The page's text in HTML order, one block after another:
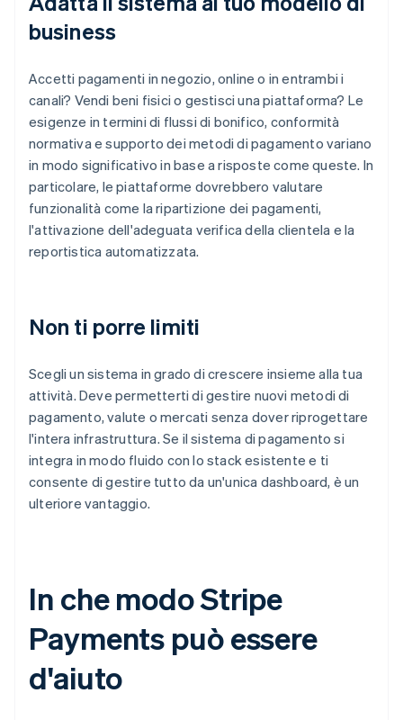
business
Accetti pagamenti in negozio, online o in entrambi i
canali? Vendi beni fisici o gestisci una piattaforma? Le
esigenze in termini di flussi di bonifico, conformità
normativa e supporto dei metodi di pagamento variano
in modo significativo in base a risposte come queste. In
particolare, le piattaforme dovrebbero valutare
funzionalità come la ripartizione dei pagamenti,
l'attivazione dell'adeguata verifica della clientela e la
reportistica automatizzata.
Non ti porre limiti
Scegli un sistema in grado di crescere insieme alla tua
attività. Deve permetterti di gestire nuovi metodi di
pagamento, valute o mercati senza dover riprogettare
l'intera infrastruttura. Se il sistema di pagamento si
integra in modo fluido con lo stack esistente e ti
consente di gestire tutto da un'unica dashboard, è un
ulteriore vantaggio.
In che modo Stripe
Payments può essere
d'aiuto